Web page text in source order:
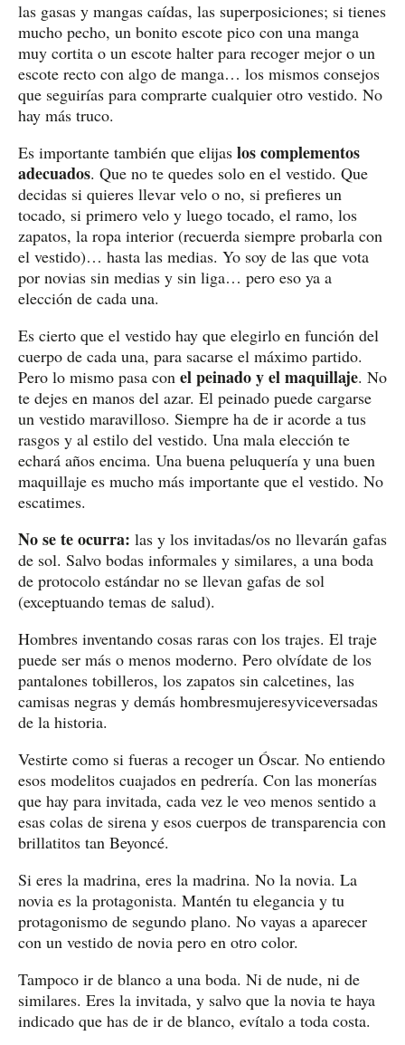
las gasas y mangas caídas, las superposiciones; si tienes
mucho pecho, un bonito escote pico con una manga
muy cortita o un escote halter para recoger mejor o un
escote recto con algo de manga… los mismos consejos
que seguirías para comprarte cualquier otro vestido. No
hay más truco.
Es importante también que elijas los complementos
adecuados. Que no te quedes solo en el vestido. Que
decidas si quieres llevar velo o no, si prefieres un
tocado, si primero velo y luego tocado, el ramo, los
zapatos, la ropa interior (recuerda siempre probarla con
el vestido)… hasta las medias. Yo soy de las que vota
por novias sin medias y sin liga… pero eso ya a
elección de cada una.
Es cierto que el vestido hay que elegirlo en función del
cuerpo de cada una, para sacarse el máximo partido.
Pero lo mismo pasa con el peinado y el maquillaje. No
te dejes en manos del azar. El peinado puede cargarse
un vestido maravilloso. Siempre ha de ir acorde a tus
rasgos y al estilo del vestido. Una mala elección te
echará años encima. Una buena peluquería y una buen
maquillaje es mucho más importante que el vestido. No
escatimes.
No se te ocurra: las y los invitadas/os no llevarán gafas
de sol. Salvo bodas informales y similares, a una boda
de protocolo estándar no se llevan gafas de sol
(exceptuando temas de salud).
Hombres inventando cosas raras con los trajes. El traje
puede ser más o menos moderno. Pero olvídate de los
pantalones tobilleros, los zapatos sin calcetines, las
camisas negras y demás hombresmujeresyviceversadas
de la historia.
Vestirte como si fueras a recoger un Óscar. No entiendo
esos modelitos cuajados en pedrería. Con las monerías
que hay para invitada, cada vez le veo menos sentido a
esas colas de sirena y esos cuerpos de transparencia con
brillatitos tan Beyoncé.
Si eres la madrina, eres la madrina. No la novia. La
novia es la protagonista. Mantén tu elegancia y tu
protagonismo de segundo plano. No vayas a aparecer
con un vestido de novia pero en otro color.
Tampoco ir de blanco a una boda. Ni de nude, ni de
similares. Eres la invitada, y salvo que la novia te haya
indicado que has de ir de blanco, evítalo a toda costa.